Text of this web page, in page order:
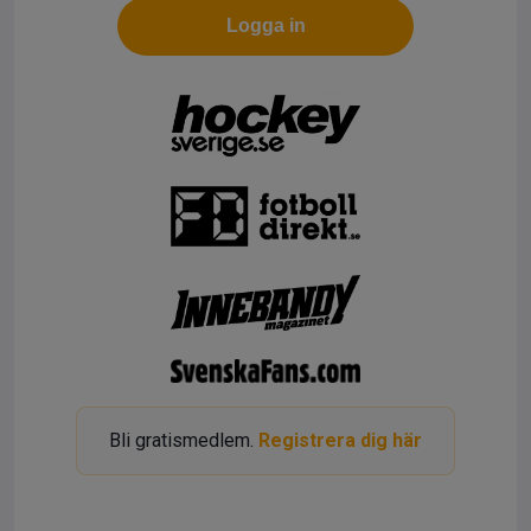
Logga in
Bli gratismedlem. Registrera dig här